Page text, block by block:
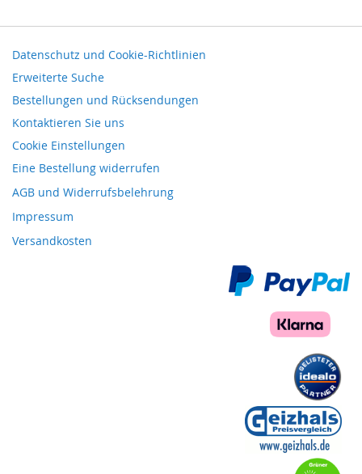
Datenschutz und Cookie-Richtlinien
Erweiterte Suche
Bestellungen und Rücksendungen
Kontaktieren Sie uns
Cookie Einstellungen
Eine Bestellung widerrufen
AGB und Widerrufsbelehrung
Impressum
Versandkosten